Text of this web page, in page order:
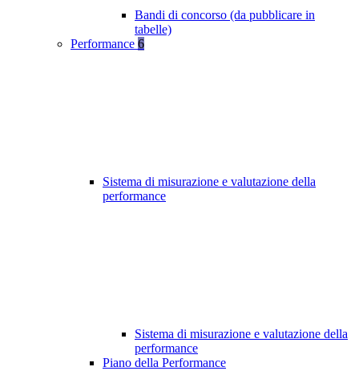
Bandi di concorso (da pubblicare in
tabelle)
Performance 6
Sistema di misurazione e valutazione della
performance
Sistema di misurazione e valutazione della
performance
Piano della Performance